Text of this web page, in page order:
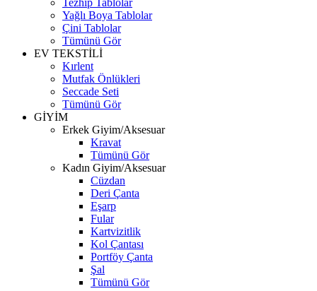
Tezhip Tablolar
Yağlı Boya Tablolar
Çini Tablolar
Tümünü Gör
EV TEKSTİLİ
Kırlent
Mutfak Önlükleri
Seccade Seti
Tümünü Gör
GİYİM
Erkek Giyim/Aksesuar
Kravat
Tümünü Gör
Kadın Giyim/Aksesuar
Cüzdan
Deri Çanta
Eşarp
Fular
Kartvizitlik
Kol Çantası
Portföy Çanta
Şal
Tümünü Gör